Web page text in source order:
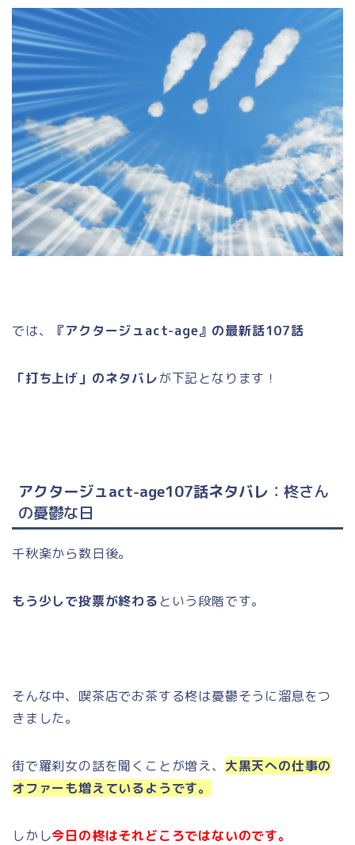
では、 『アクタージュact-age』の最新話107話
「打ち上げ」のネタバレが下記となります！
アクタージュact-age107話ネタバレ ：柊さん
の憂鬱な日
千秋楽から数日後。
もう少しで投票が終わるという段階です。
そんな中、喫茶店でお茶する柊は憂鬱そうに溜息をつ
きました。
街で羅刹女の話を聞くことが増え、 大黒天への仕事の
オファーも増えているようです。
しかし今日の柊はそれどころではないのです。